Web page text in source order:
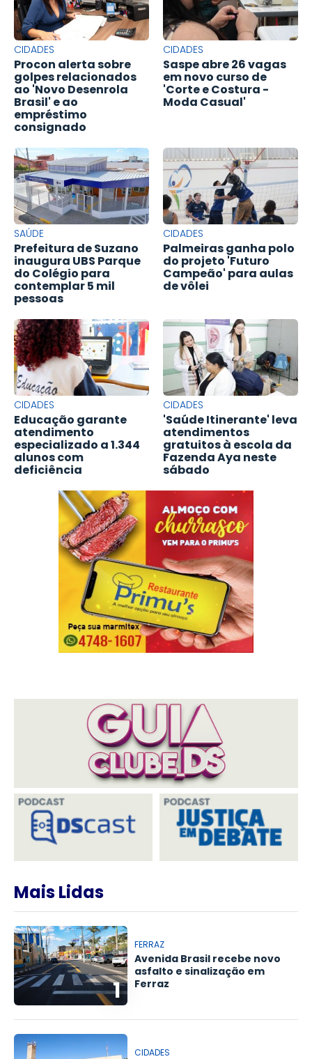
CIDADES
Procon alerta sobre
golpes relacionados
ao 'Novo Desenrola
Brasil' e ao
empréstimo
consignado
CIDADES
Saspe abre 26 vagas
em novo curso de
'Corte e Costura -
Moda Casual'
SAÚDE
Prefeitura de Suzano
inaugura UBS Parque
do Colégio para
contemplar 5 mil
pessoas
CIDADES
Palmeiras ganha polo
do projeto 'Futuro
Campeão' para aulas
de vôlei
CIDADES
Educação garante
atendimento
especializado a 1.344
alunos com
deficiência
CIDADES
'Saúde Itinerante' leva
atendimentos
gratuitos à escola da
Fazenda Aya neste
sábado
Mais Lidas
1
FERRAZ
Avenida Brasil recebe novo
asfalto e sinalização em
Ferraz
CIDADES